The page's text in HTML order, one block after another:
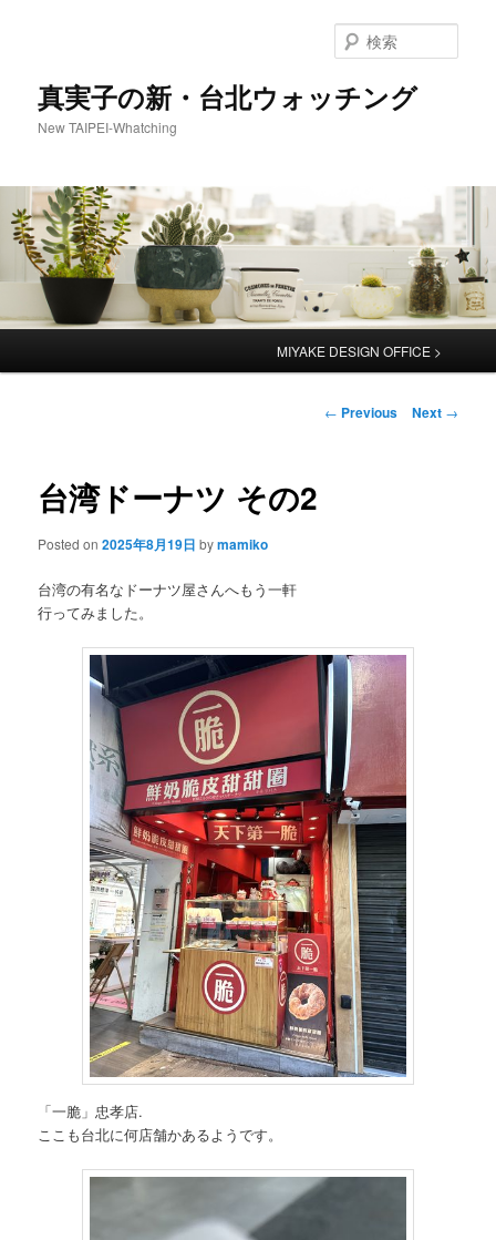
真実子の新・台北ウォッチング
New TAIPEI-Whatching
索
MIYAKE DESIGN OFFICE >
Post
← Previous Next →
台湾ドーナツ その2
Posted on2025年8月19日 bymamiko
台湾の有名なドーナツ屋さんへもう一軒
行ってみました。
「一脆」忠孝店.
ここも台北に何店舗かあるようです。